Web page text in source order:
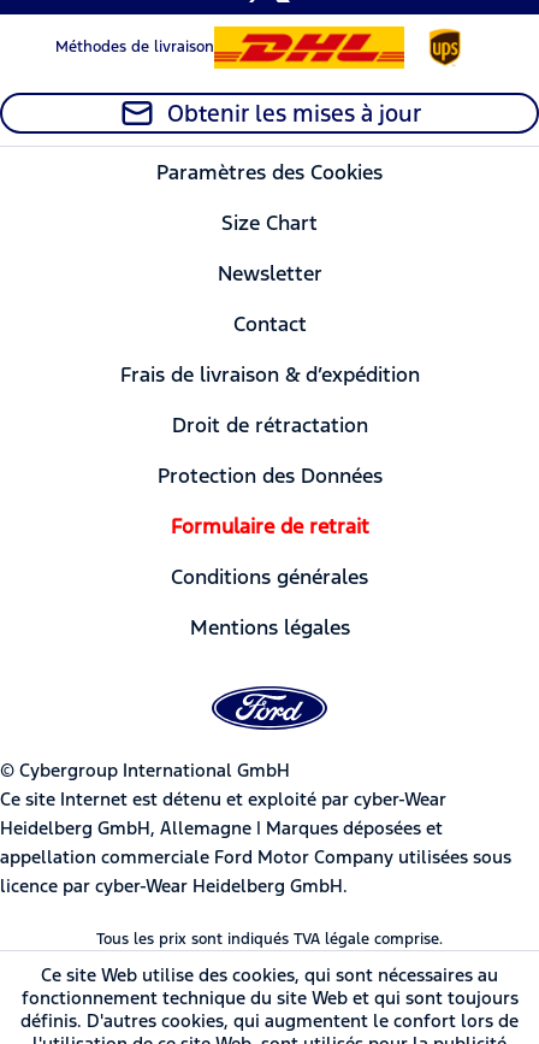
Méthodes de livraison
Obtenir les mises à jour
Paramètres des Cookies
Size Chart
Newsletter
Contact
Frais de livraison & d’expédition
Droit de rétractation
Protection des Données
Formulaire de retrait
Conditions générales
Mentions légales
© Cybergroup International GmbH
Ce site Internet est détenu et exploité par cyber-Wear
Heidelberg GmbH, Allemagne | Marques déposées et
appellation commerciale Ford Motor Company utilisées sous
licence par cyber-Wear Heidelberg GmbH.
Tous les prix sont indiqués TVA légale comprise.
Ce site Web utilise des cookies, qui sont nécessaires au
fonctionnement technique du site Web et qui sont toujours
définis. D'autres cookies, qui augmentent le confort lors de